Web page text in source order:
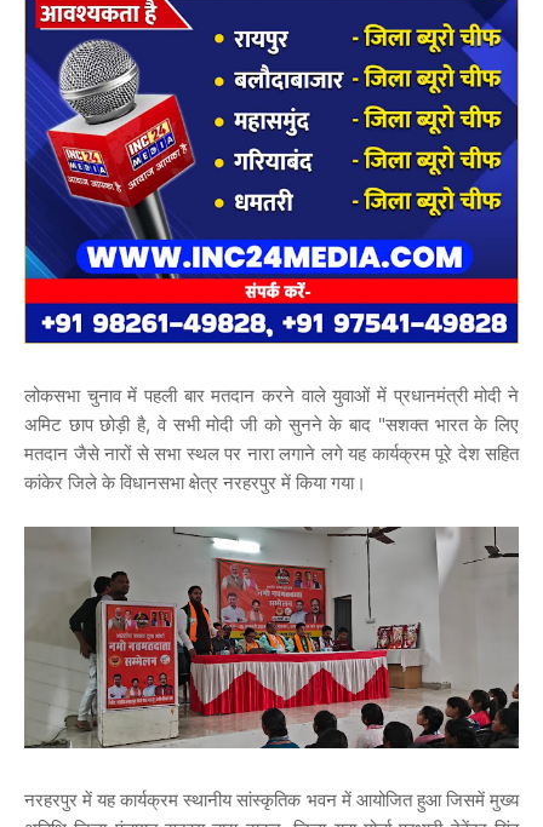
लोकसभा चुनाव में पहली बार मतदान करने वाले युवाओं में प्रधानमंत्री मोदी ने
अमिट छाप छोड़ी है, वे सभी मोदी जी को सुनने के बाद "सशक्त भारत के लिए
मतदान जैसे नारों से सभा स्थल पर नारा लगाने लगे यह कार्यक्रम पूरे देश सहित
कांकेर जिले के विधानसभा क्षेत्र नरहरपुर में किया गया।
नरहरपुर में यह कार्यक्रम स्थानीय सांस्कृतिक भवन में आयोजित हुआ जिसमें मुख्य